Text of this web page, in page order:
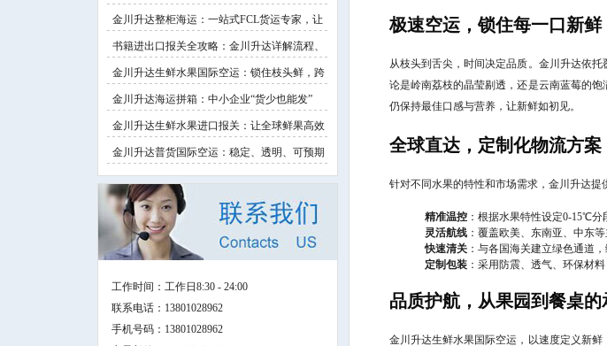
金川升达整柜海运：一站式FCL货运专家，让
书籍进出口报关全攻略：金川升达详解流程、
金川升达生鲜水果国际空运：锁住枝头鲜，跨
金川升达海运拼箱：中小企业“货少也能发”
金川升达生鲜水果进口报关：让全球鲜果高效
金川升达普货国际空运：稳定、透明、可预期
工作时间： 工作日8:30 - 24:00
联系电话： 13801028962
手机号码： 13801028962
极速空运，锁住每一口新鲜
从枝头到舌尖，时间决定品质。金川升达依
论是岭南荔枝的晶莹剔透，还是云南蓝莓的饱
仍保持最佳口感与营养，让新鲜如初见。
全球直达，定制化物流方案
针对不同水果的特性和市场需求，金川升达提
精准温控：根据水果特性设定0-15℃分
灵活航线：覆盖欧美、东南亚、中东
快速清关：与各国海关建立绿色通道
定制包装：采用防震、透气、环保材料
品质护航，从果园到餐桌的
金川升达生鲜水果国际空运，以速度定义新